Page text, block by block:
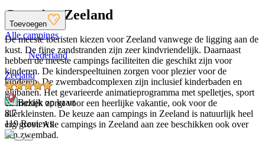
Camping Zeeland
De meeste toeristen kiezen voor Zeeland vanwege de ligging aan de
kust. De fijne zandstranden zijn zeer kindvriendelijk. Daarnaast
hebben de meeste campings faciliteiten die geschikt zijn voor
kinderen. De kinderspeeltuinen zorgen voor plezier voor de
kinderen. De zwembadcomplexen zijn inclusief kinderbaden en
glijbanen. Het gevarieerde animatieprogramma met spelletjes, sport
en muziek zorgt voor een heerlijke vakantie, ook voor de
allerkleinsten. De keuze aan campings in Zeeland is natuurlijk heel
erg groot. Alle campings in Zeeland aan zee beschikken ook over
een zwembad.
Toevoegen
Alle campings
Nederland
Zeeland
Bekijk op kaart
8.7
119 Reviews